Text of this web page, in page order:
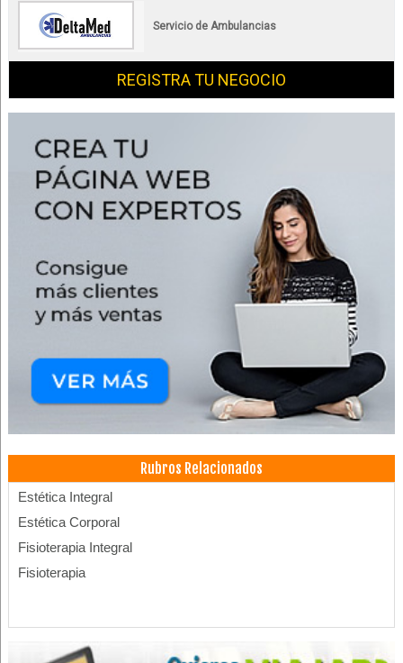
Servicio de Ambulancias
REGISTRA TU NEGOCIO
Rubros Relacionados
Estética Integral
Estética Corporal
Fisioterapia Integral
Fisioterapia